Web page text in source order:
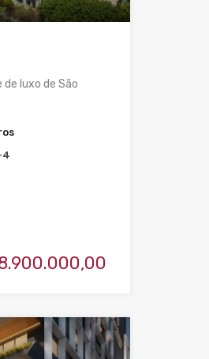
luxo de São
4